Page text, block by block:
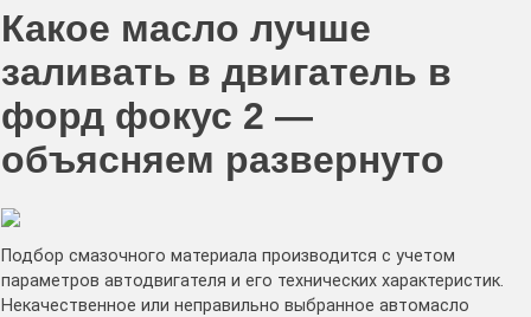
Какое масло лучше
заливать в двигатель в
форд фокус 2 —
объясняем развернуто
Подбор смазочного материала производится с учетом
параметров автодвигателя и его технических характеристик.
Некачественное или неправильно выбранное автомасло